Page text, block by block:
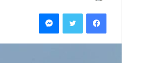
إلكترونيا
فيسبوكتويتر ماسنجر